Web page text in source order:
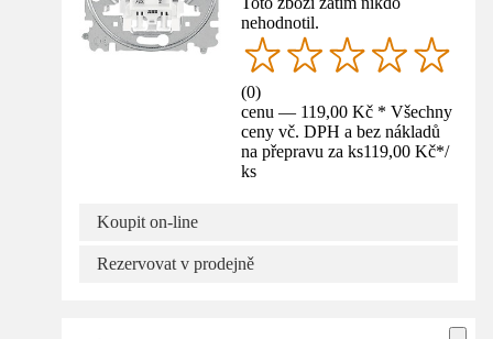
nehodnotil.
(0)
cenu — 119,00 Kč * Všechny
ceny vč. DPH a bez nákladů
na přepravu za ks119,00 Kč*/
ks
Koupit on-line
Rezervovat v prodejně